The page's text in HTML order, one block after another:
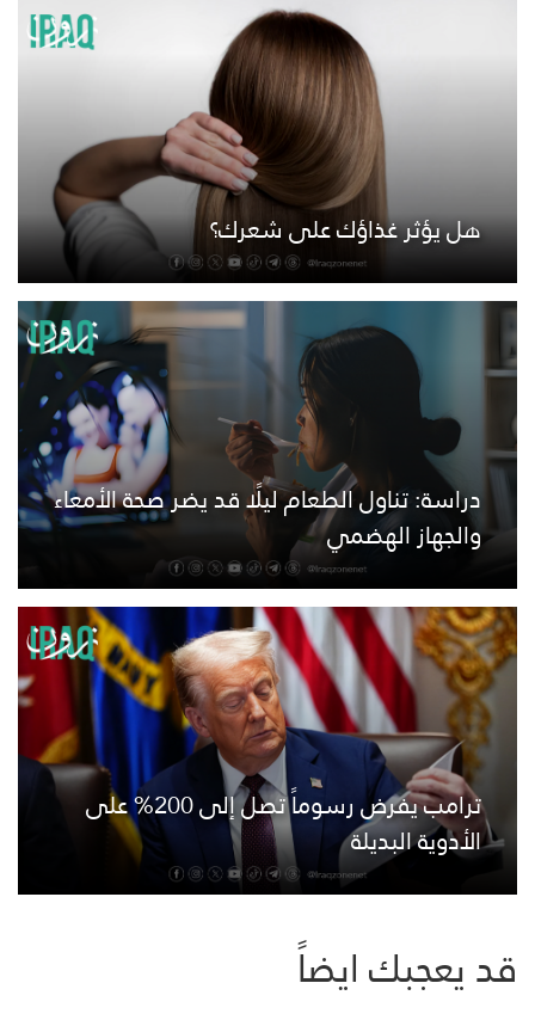
هل يؤثر غذاؤك على شعرك؟
دراسة: تناول الطعام ليلًا قد يضر صحة الأمعاء
والجهاز الهضمي
ترامب يفرض رسوماً تصل إلى 200% على
الأدوية البديلة
قد يعجبك ايضاً